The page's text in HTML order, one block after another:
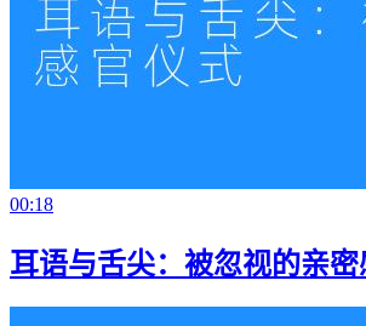
00:18
耳语与舌尖：被忽视的亲